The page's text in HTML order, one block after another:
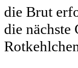
die Brut
die nächste